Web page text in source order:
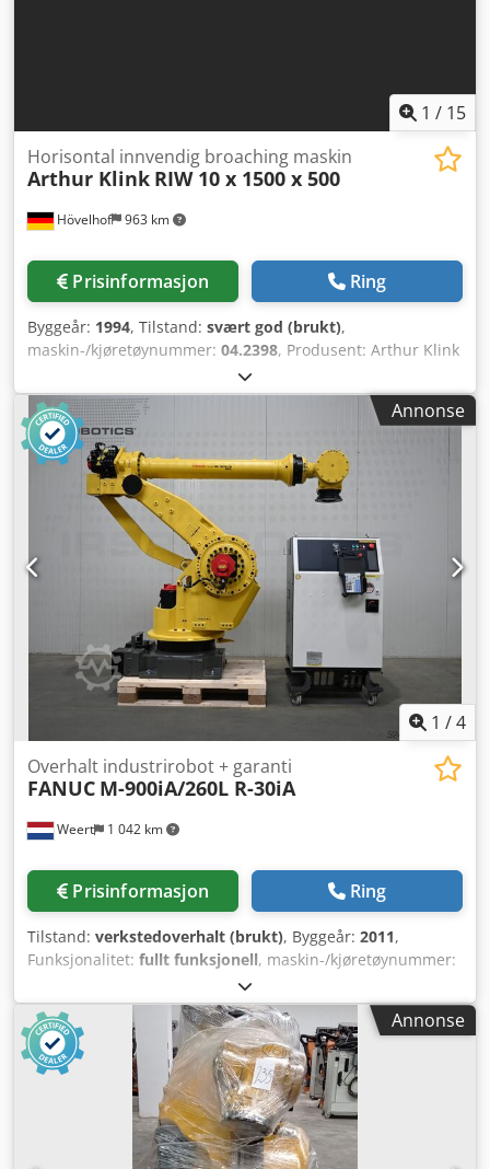
1 / 15
Hövelhof 963 km
Horisontal innvendig broaching maskin
Arthur Klink RIW 10 x 1500 x 500
Prisinformasjon Ring
Byggeår: 1994, Tilstand: svært god (brukt),
maskin-/kjøretøynummer: 04.2398, Produsent: Arthur Klink
Type: RIW 10 x 1500 x 500 Maskinnummer: 04.2398
Produksjonsår: fullstendig overhalt av produsenten i 1994
Vekt: 3700 kg Trekkraft: 10 000 kg (100 kN) Maks.
slaglengde: 1500 mm Maks. arbeidsstykke diameter: Ø 500
mm Riflehastighet: trinnløst justerbar fra 1 m/min til 6
m/min Returhastighet: trinnløst justerbar opp til 20 m/min
Codpfxogyd T Es Am Eoha Strømforsyning: 400V / 50Hz
Annonse
1 /4
Weert 1 042 km
Overhalt industrirobot + garanti
FANUC M-900iA/260L R-30iA
Prisinformasjon Ring
Tilstand: verkstedoverhalt (brukt), Byggeår: 2011,
Funksjonalitet: fullt funksjonell, maskin-/kjøretøynummer:
, lastekapasitet:
armrekkevidde:3 100 mm, kontrollerprodusent:Fanuc,
kontrollermodell:
R-30iA, produsent av teach pendants:
Fanuc, Utstyr:dokumentasjon / manual, IRS Robotics®:
Oppusset industrobot. Pålitelighet som standard. 100 %
komplett og fullt funksjonell: robotarm, kontroller, all
kabling og programmeringspanel. Codpfxep T Umqo Am
Eoha Inkluderer vår garanti og en detaljert 77-punkts
Annonse